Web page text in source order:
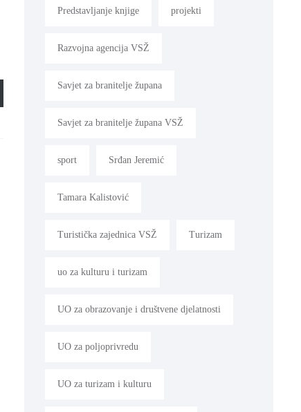
Predstavljanje knjige projekti
Razvojna agencija VSŽ
Savjet za branitelje župana
Savjet za branitelje župana VSŽ
sport Srđan Jeremić
Tamara Kalistović
Turistička zajednica VSŽ Turizam
uo za kulturu i turizam
UO za obrazovanje i društvene djelatnosti
UO za poljoprivredu
UO za turizam i kulturu